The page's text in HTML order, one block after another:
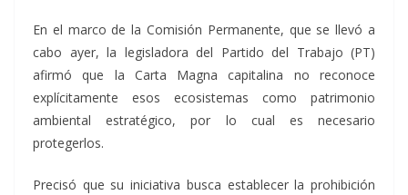
En el marco de la Comisión Permanente, que se llevó a
cabo ayer, la legisladora del Partido del Trabajo (PT)
afirmó que la Carta Magna capitalina no reconoce
explícitamente esos ecosistemas como patrimonio
ambiental estratégico, por lo cual es necesario
protegerlos.
Precisó que su iniciativa busca establecer la prohibición